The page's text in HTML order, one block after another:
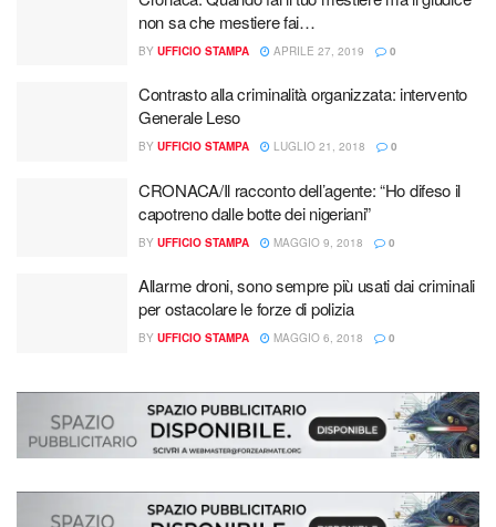
non sa che mestiere fai…
BY UFFICIO STAMPA APRILE 27, 2019 0
Contrasto alla criminalità organizzata: intervento
Generale Leso
BY UFFICIO STAMPA LUGLIO 21, 2018 0
CRONACA/Il racconto dell’agente: “Ho difeso il
capotreno dalle botte dei nigeriani”
BY UFFICIO STAMPA MAGGIO 9, 2018 0
Allarme droni, sono sempre più usati dai criminali
per ostacolare le forze di polizia
BY UFFICIO STAMPA MAGGIO 6, 2018 0